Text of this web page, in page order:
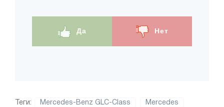
Да Нет
Теги: Mercedes-Benz GLC-Class Mercedes